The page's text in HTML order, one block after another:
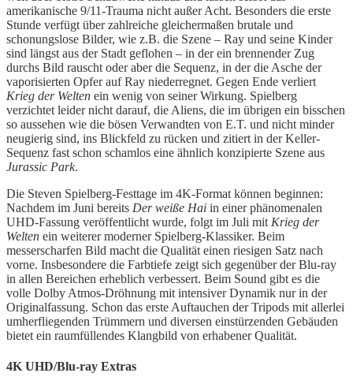
amerikanische 9/11-Trauma nicht außer Acht. Besonders die erste
Stunde verfügt über zahlreiche gleichermaßen brutale und
schonungslose Bilder, wie z.B. die Szene – Ray und seine Kinder
sind längst aus der Stadt geflohen – in der ein brennender Zug
durchs Bild rauscht oder aber die Sequenz, in der die Asche der
vaporisierten Opfer auf Ray niederregnet. Gegen Ende verliert
Krieg der Welten ein wenig von seiner Wirkung. Spielberg
verzichtet leider nicht darauf, die Aliens, die im übrigen ein bisschen
so aussehen wie die bösen Verwandten von E.T. und nicht minder
neugierig sind, ins Blickfeld zu rücken und zitiert in der Keller-
Sequenz fast schon schamlos eine ähnlich konzipierte Szene aus
Jurassic Park.
Die Steven Spielberg-Festtage im 4K-Format können beginnen:
Nachdem im Juni bereits Der weiße Hai in einer phänomenalen
UHD-Fassung veröffentlicht wurde, folgt im Juli mit Krieg der
Welten ein weiterer moderner Spielberg-Klassiker. Beim
messerscharfen Bild macht die Qualität einen riesigen Satz nach
vorne. Insbesondere die Farbtiefe zeigt sich gegenüber der Blu-ray
in allen Bereichen erheblich verbessert. Beim Sound gibt es die
volle Dolby Atmos-Dröhnung mit intensiver Dynamik nur in der
Originalfassung. Schon das erste Auftauchen der Tripods mit allerlei
umherfliegenden Trümmern und diversen einstürzenden Gebäuden
bietet ein raumfüllendes Klangbild von erhabener Qualität.
4K UHD/Blu-ray Extras